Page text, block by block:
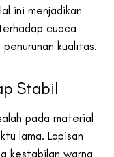
ini menjadikan
cuaca
kualitas.
Stabil
pada material
lama. Lapisan
kestabilan warna